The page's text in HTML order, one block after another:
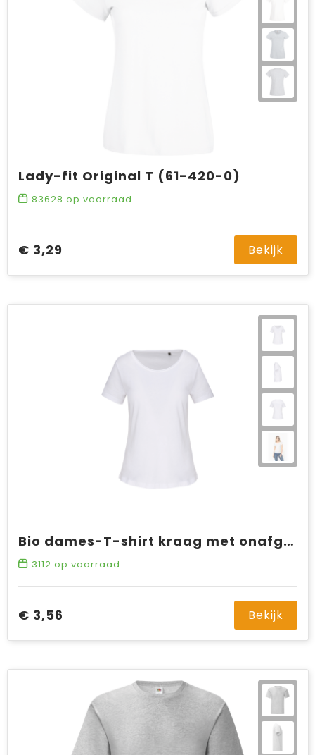
Lady-fit Original T (61-420-0)
83628 op voorraad
€ 3,29 Bekijk
Bio dames-T-shirt kraag met onafgewerkte rand korte mouwen
3112 op voorraad
€ 3,56 Bekijk